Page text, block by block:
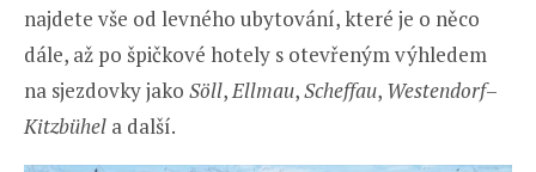
najdete vše od levného ubytování, které je o něco
dále, až po špičkové hotely s otevřeným výhledem
na sjezdovky jako Söll,Ellmau,Scheffau, Westendorf–
Kitzbühel a další.